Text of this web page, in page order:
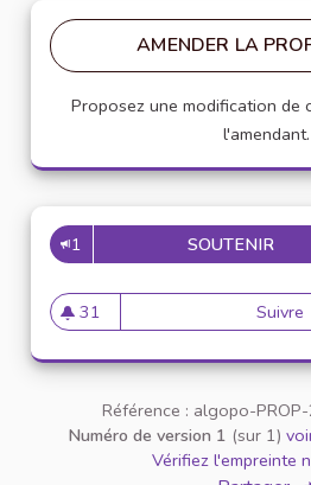
AMENDER LA
Proposez une modification de
l'amendant.
1 SOUTENIR
31
31 abonnés
Suivre
Référence : algopo-
Numéro de version 1 (sur 1)
Vérifiez l'empreinte